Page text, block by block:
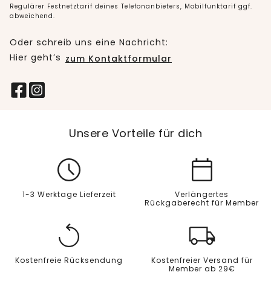
Regulärer Festnetztarif deines Telefonanbieters, Mobilfunktarif ggf.
abweichend.
Oder schreib uns eine Nachricht:
Hier geht’s zum Kontaktformular
Unsere Vorteile für dich
1-3 Werktage Lieferzeit
Verlängertes
Rückgaberecht für Member
Kostenfreie Rücksendung
Kostenfreier Versand für
Member ab 29€